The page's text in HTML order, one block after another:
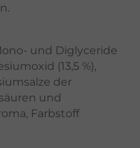
und Diglyceride
(13,5 %),
der
und
Farbstoff